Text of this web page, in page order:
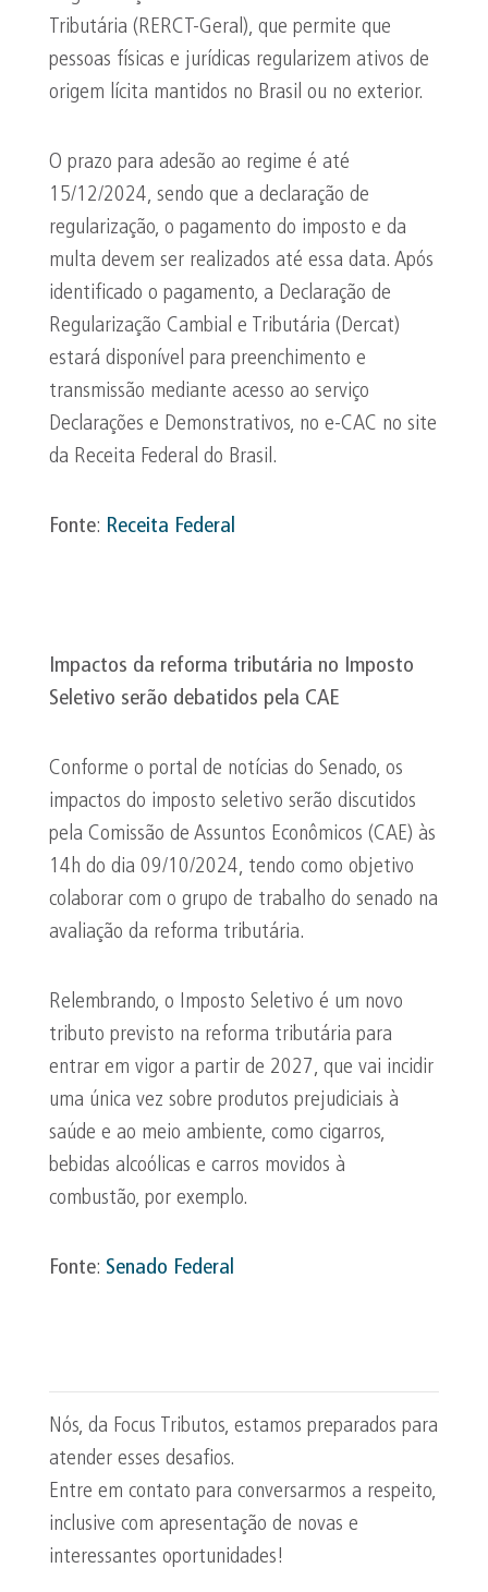
Tributária (RERCT-Geral), que permite que
pessoas físicas e jurídicas regularizem ativos de
origem lícita mantidos no Brasil ou no exterior.
O prazo para adesão ao regime é até
15/12/2024, sendo que a declaração de
regularização, o pagamento do imposto e da
multa devem ser realizados até essa data. Após
identificado o pagamento, a Declaração de
Regularização Cambial e Tributária (Dercat)
estará disponível para preenchimento e
transmissão mediante acesso ao serviço
Declarações e Demonstrativos, no e-CAC no site
da Receita Federal do Brasil.
Fonte: Receita Federal
Impactos da reforma tributária no Imposto
Seletivo serão debatidos pela CAE
Conforme o portal de notícias do Senado, os
impactos do imposto seletivo serão discutidos
pela Comissão de Assuntos Econômicos (CAE) às
14h do dia 09/10/2024, tendo como objetivo
colaborar com o grupo de trabalho do senado na
avaliação da reforma tributária.
Relembrando, o Imposto Seletivo é um novo
tributo previsto na reforma tributária para
entrar em vigor a partir de 2027, que vai incidir
uma única vez sobre produtos prejudiciais à
saúde e ao meio ambiente, como cigarros,
bebidas alcoólicas e carros movidos à
combustão, por exemplo.
Fonte: Senado Federal
Nós, da Focus Tributos, estamos preparados para
atender esses desafios.
Entre em contato para conversarmos a respeito,
inclusive com apresentação de novas e
interessantes oportunidades!